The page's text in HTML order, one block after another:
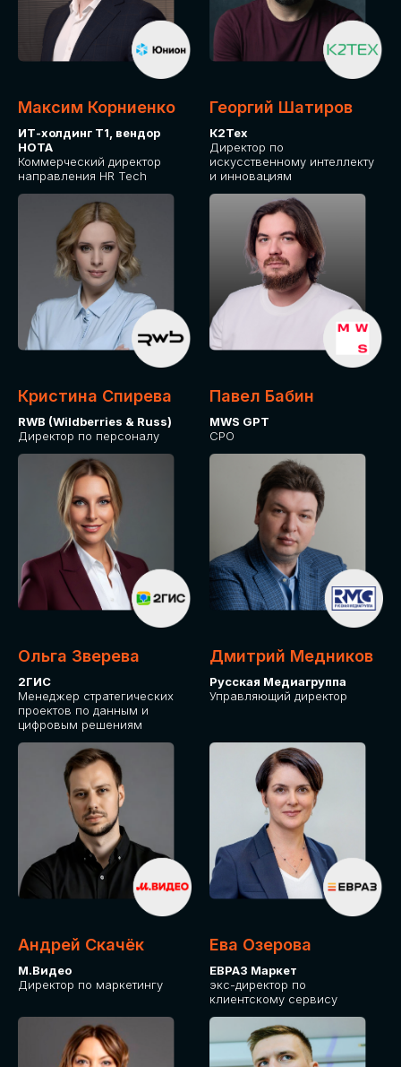
Максим Корниенко
ИТ-холдинг Т1, вендор
НОТА
Коммерческий директор
направления HR Tech
Георгий Шатиров
К2Тех
Директор по
искусственному интеллекту
и инновациям
Кристина Спирева
RWB (Wildberries & Russ)
Директор по персоналу
Павел Бабин
MWS GPT
CPO
Ольга Зверева
2ГИС
Менеджер стратегических
проектов по данным и
цифровым решениям
Дмитрий Медников
Русская Медиагруппа
Управляющий директор
Андрей Скачёк
М.Видео
Директор по маркетингу
Ева Озерова
ЕВРАЗ Маркет
экс-директор по
клиентскому сервису